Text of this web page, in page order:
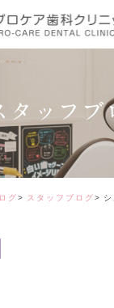
タッフブ
グ スタッフブログ